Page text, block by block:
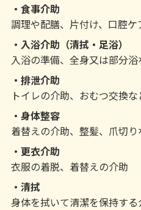
食事介助
調理や配膳、片付け、口腔
入浴介助（清拭・足浴）
入浴の準備、全身又は部分
排泄介助
トイレの介助、おむつ交換な
身体整容
着替えの介助、整髪、爪切り
更衣介助
衣服の着脱、着替えの介助
清拭
身体を拭いて清潔を保持する